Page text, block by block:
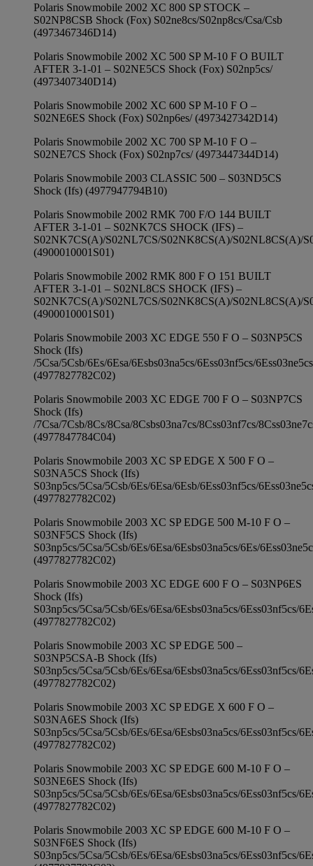
Polaris Snowmobile 2002 XC 800 SP STOCK –
S02NP8CSB Shock (Fox) S02ne8cs/S02np8cs/Csa/Csb
(4973467346D14)
Polaris Snowmobile 2002 XC 500 SP M-10 F O BUILT
AFTER 3-1-01 – S02NE5CS Shock (Fox) S02np5cs/
(4973407340D14)
Polaris Snowmobile 2002 XC 600 SP M-10 F O –
S02NE6ES Shock (Fox) S02np6es/ (4973427342D14)
Polaris Snowmobile 2002 XC 700 SP M-10 F O –
S02NE7CS Shock (Fox) S02np7cs/ (4973447344D14)
Polaris Snowmobile 2003 CLASSIC 500 – S03ND5CS
Shock (Ifs) (4977947794B10)
Polaris Snowmobile 2002 RMK 700 F/O 144 BUILT
AFTER 3-1-01 – S02NK7CS SHOCK (IFS) –
S02NK7CS(A)/S02NL7CS/S02NK8CS(A)/S02NL8CS(A)/
(4900010001S01)
Polaris Snowmobile 2002 RMK 800 F O 151 BUILT
AFTER 3-1-01 – S02NL8CS SHOCK (IFS) –
S02NK7CS(A)/S02NL7CS/S02NK8CS(A)/S02NL8CS(A)/
(4900010001S01)
Polaris Snowmobile 2003 XC EDGE 550 F O – S03NP5CS
Shock (Ifs)
/5Csa/5Csb/6Es/6Esa/6Esbs03na5cs/6Ess03nf5cs/
(4977827782C02)
Polaris Snowmobile 2003 XC EDGE 700 F O – S03NP7CS
Shock (Ifs)
/7Csa/7Csb/8Cs/8Csa/8Csbs03na7cs/8Css03nf7cs/
(4977847784C04)
Polaris Snowmobile 2003 XC SP EDGE X 500 F O –
S03NA5CS Shock (Ifs)
S03np5cs/5Csa/5Csb/6Es/6Esa/6Esb/6Ess03nf5cs/
(4977827782C02)
Polaris Snowmobile 2003 XC SP EDGE 500 M-10 F O –
S03NF5CS Shock (Ifs)
S03np5cs/5Csa/5Csb/6Es/6Esa/6Esbs03na5cs/6Es/
(4977827782C02)
Polaris Snowmobile 2003 XC EDGE 600 F O – S03NP6ES
Shock (Ifs)
S03np5cs/5Csa/5Csb/6Es/6Esa/6Esbs03na5cs/6Ess03nf5cs/
(4977827782C02)
Polaris Snowmobile 2003 XC SP EDGE 500 –
S03NP5CSA-B Shock (Ifs)
S03np5cs/5Csa/5Csb/6Es/6Esa/6Esbs03na5cs/6Ess03nf5cs/
(4977827782C02)
Polaris Snowmobile 2003 XC SP EDGE X 600 F O –
S03NA6ES Shock (Ifs)
S03np5cs/5Csa/5Csb/6Es/6Esa/6Esbs03na5cs/6Ess03nf5cs/
(4977827782C02)
Polaris Snowmobile 2003 XC SP EDGE 600 M-10 F O –
S03NE6ES Shock (Ifs)
S03np5cs/5Csa/5Csb/6Es/6Esa/6Esbs03na5cs/6Ess03nf5cs/
(4977827782C02)
Polaris Snowmobile 2003 XC SP EDGE 600 M-10 F O –
S03NF6ES Shock (Ifs)
S03np5cs/5Csa/5Csb/6Es/6Esa/6Esbs03na5cs/6Ess03nf5cs/